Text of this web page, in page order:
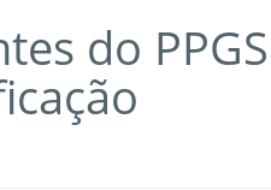
do